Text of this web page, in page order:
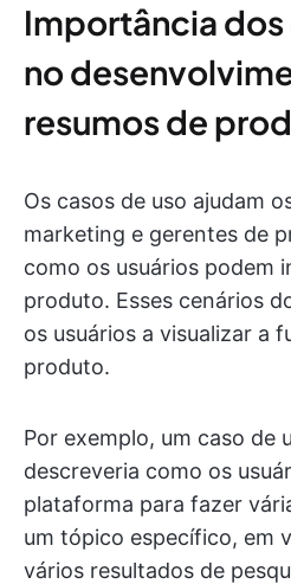
Importância dos
no
resumos de
Os casos de uso ajudam
marketing e gerentes de
como os usuários podem
produto. Esses cenários
os usuários a visualizar a
produto.
Por exemplo, um caso de
descreveria como os
plataforma para fazer
um tópico específico, em
vários resultados de